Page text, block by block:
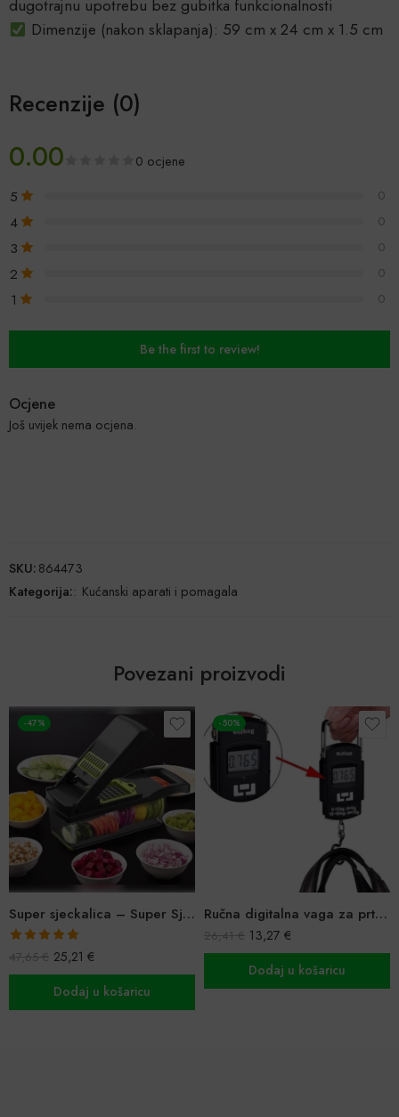
dugotrajnu upotrebu bez gubitka funkcionalnosti
Dimenzije (nakon sklapanja): 59 cm x 24 cm x 1.5 cm
Recenzije (0)
0.00 0 ocjene
5 0
4 0
3 0
2 0
1 0
Be the first to review!
Ocjene
Još uvijek nema ocjena.
SKU:864473
Kategorija:: Kućanski aparati i pomagala
Povezani proizvodi
-47%
Super sjeckalica – Super Sjecko PLUS za voće i povrće
Ocijenjeno
5.00 od 5
47,65€ 25,21 €
Dodaj u košaricu
-50%
Ručna digitalna vaga za prtljagu, ribolov, kućanstvo
26,41€ 13,27 €
Dodaj u košaricu